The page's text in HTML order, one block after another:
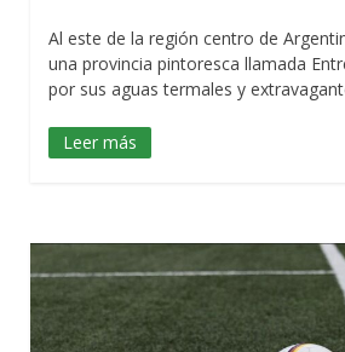
Al este de la región centro de
una provincia pintoresca llamada
por sus aguas termales y
Leer más